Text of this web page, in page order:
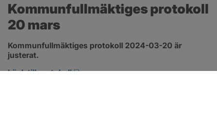
Kommunfullmäktiges protokoll
20 mars
Kommunfullmäktiges protokoll 2024-03-20 är
justerat.
Länk till protokoll
pdf, 317.5 kB, öppnas i nytt fönster.